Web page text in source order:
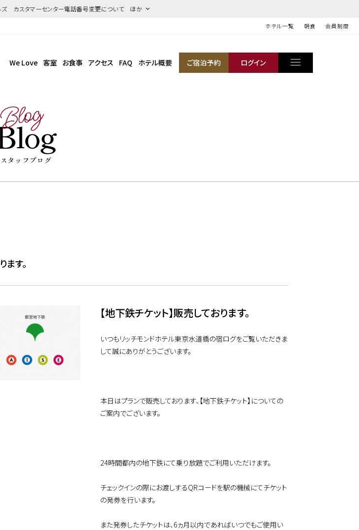
ルズ カスタマーセンター電話番号変更について ほか
ホテル一覧 朝食 会員制度
We Love 客室 お食事 アクセス FAQ ホテル概要 ご宿泊予約 ログイン
スタッフブログ
ます。
【地下鉄チケット】販売しております。
いつもリッチモンドホテル東京水道橋の宿ログをご覧いただきま
して誠にありがとうございます。
本日はプランで販売しております、【地下鉄チケット】についての
ご案内でございます。
24時間都内の地下鉄にて乗り放題でご利用いただけます。
チェックインの際にお渡しするQRコードを駅の機械にてチケット
の発券を行います。
また発券したチケットは、6ヵ月以内であればいつでもご使用い